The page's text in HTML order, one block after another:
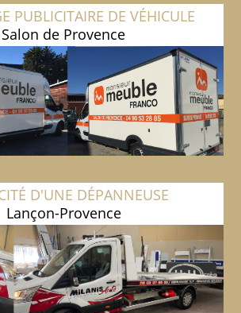
PUBLICITAIRE DE VÉHICULE
Salon de Provence
D'UNE DÉPANNEUSE
Lançon-Provence